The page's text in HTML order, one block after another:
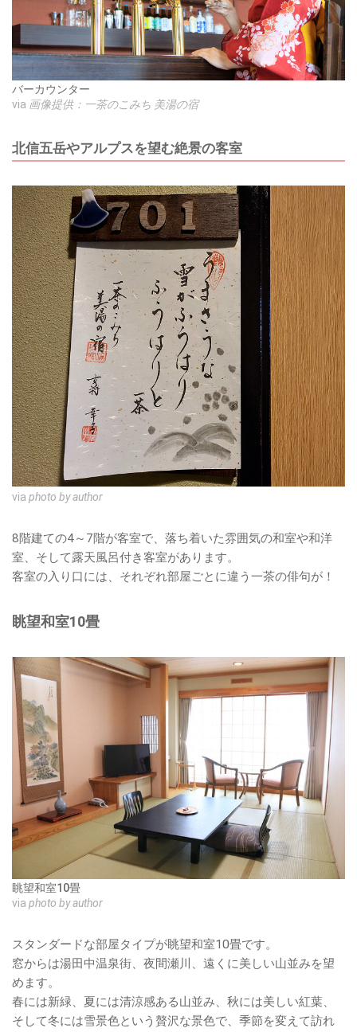
バーカウンター
via 画像提供：一茶のこみち 美湯の宿
北信五岳やアルプスを望む絶景の客室
via photo by author
8階建ての4～7階が客室で、落ち着いた雰囲気の和室や和洋
室、そして露天風呂付き客室があります。
客室の入り口には、それぞれ部屋ごとに違う一茶の俳句が！
眺望和室10畳
眺望和室10畳
via photo by author
スタンダードな部屋タイプが眺望和室10畳です。
窓からは湯田中温泉街、夜間瀬川、遠くに美しい山並みを望
めます。
春には新緑、夏には清涼感ある山並み、秋には美しい紅葉、
そして冬には雪景色という贅沢な景色で、季節を変えて訪れ